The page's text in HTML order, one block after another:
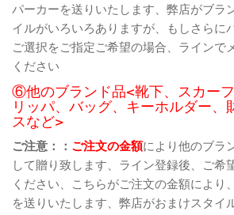
パーカーを送りいたします、弊店がブラ
イルがいろいろありますが、もしさらに
ご選択をご指定ご希望の場合、ラインで
ください
⑥他のブランド品<靴下、スカー
リッパ、バッグ、キーホルダー、
スなど>
ご注意：： ご注文の金額により他のブラ
して贈り致します、ライン登録後、ご希
ください、こちらがご注文の金額により
を送りいたします、弊店がおまけスタイ